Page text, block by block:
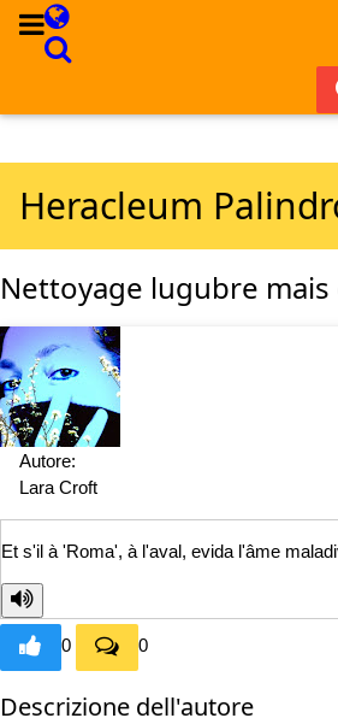
Heracleum
Nettoyage lugubre mais
Autore:
Lara Croft
Et s'il à 'Roma', à l'aval, evida l'âme
0 0
Descrizione dell'autore